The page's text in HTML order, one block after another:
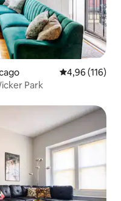
Évaluation
4,96 (116)
Park